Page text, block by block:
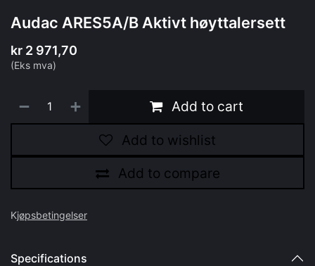
Audac ARES5A/B Aktivt høyttalersett
kr 2 971,70
(Eks mva)
Add to cart
Add to compare
Add to wishlist
Kjøpsbetingelser
Specifications